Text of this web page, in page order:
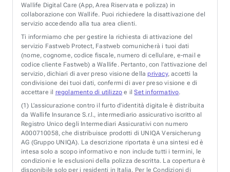
Wallife Digital Care (App, Area Riservata e polizza) in
collaborazione con Wallife. Puoi richiedere la disattivazione del
servizio accedendo alla tua area clienti.
Ti informiamo che per gestire la richiesta di attivazione del
servizio Fastweb Protect, Fastweb comunicherà i tuoi dati
(nome, cognome, codice fiscale, numero di cellulare, e-mail e
codice cliente Fastweb) a Wallife. Pertanto, con l’attivazione del
servizio, dichiari di aver preso visione della privacy, accetti la
condivisione dei tuoi dati, confermi di aver preso visione e di
accettare il regolamento di utilizzo e ilSet informativo.
(1) L’assicurazione contro il furto d’identità digitale è distribuita
da Wallife Insurance S.r.l., intermediario assicurativo iscritto al
Registro Unico degli Intermediari Assicurativi con numero
A000710058, che distribuisce prodotti di UNIQA Versicherung
AG (Gruppo UNIQA). La descrizione riportata è una sintesi ed è
intesa solo a scopo informativo e non include tutti i termini, le
condizioni e le esclusioni della polizza descritta. La copertura è
disponibile solo per i residenti in Italia. Per le Condizioni di